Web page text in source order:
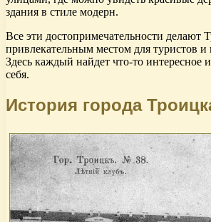
здания в стиле модерн.
Все эти достопримечательности делают
привлекательным местом для туристов и
Здесь каждый найдет что-то интересное
себя.
История города